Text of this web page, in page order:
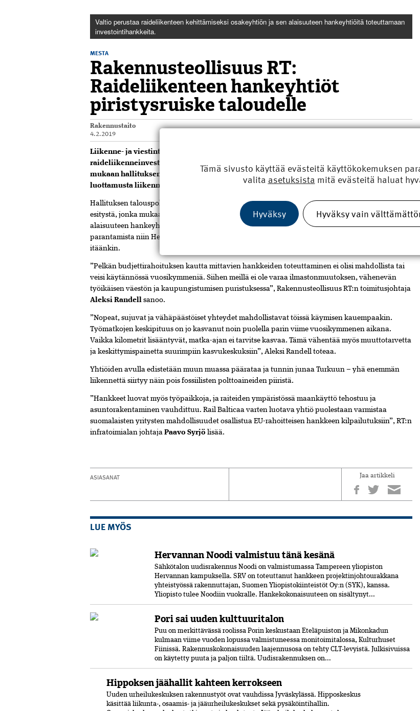
Valtio perustaa raideliikenteen kehittämiseksi osakeyhtiön ja sen alaisuuteen hankeyhtiöitä toteuttamaan
investointihankkeita.
MESTA
Rakennusteollisuus RT:
Raideliikenteen hankeyhtiöt
piristysruiske taloudelle
Rakennustaito
4.2.2019
Liikenne- ja viestintäministeriö on perustamassa hankeyhtiöitä rahoittamaan suuria
raideliikenneinvestointeja. Rakennusteollisuus RT:n toimitusjohtajan Aleksi Randellin
mukaan hallituksen ripeä eteneminen hankeyhtiöiden kanssa lisää merkittävästi
luottamusta liikenneyhteyksien ja koko Suomen talouden tulevaan kehitykseen.
Hallituksen talouspoliittinen ministeriövaliokunta puoltaa liikenne- ja viestintäministeriön
esitystä, jonka mukaan valtio perustaa raideliikenteen kehittämiseksi osakeyhtiön ja sen
alaisuuteen hankeyhtiöitä toteuttamaan investointihankkeita. Hankeyhtiöt edistävät yhteyksien
parantamista niin Helsingin ja Turun välillä kuin Helsingistä pohjoissuuntaan sekä myöhemmin
itäänkin.
”Pelkän budjettirahoituksen kautta mittavien hankkeiden toteuttaminen ei olisi mahdollista tai
veisi käytännössä vuosikymmeniä. Siihen meillä ei ole varaa ilmastonmuutoksen, vähenevän
työikäisen väestön ja kaupungistumisen puristuksessa”, Rakennusteollisuus RT:n toimitusjohtaja
Aleksi Randell sanoo.
”Nopeat, sujuvat ja vähäpäästöiset yhteydet mahdollistavat töissä käymisen kauempaakin.
Työmatkojen keskipituus on jo kasvanut noin puolella parin viime vuosikymmenen aikana.
Vaikka kilometrit lisääntyvät, matka-ajan ei tarvitse kasvaa. Tämä vähentää myös muuttotarvetta
ja keskittymispainetta suurimpiin kasvukeskuksiin”, Aleksi Randell toteaa.
Yhtiöiden avulla edistetään muun muassa päärataa ja tunnin junaa Turkuun – yhä enemmän
liikennettä siirtyy näin pois fossiilisten polttoaineiden piiristä.
”Hankkeet luovat myös työpaikkoja, ja raiteiden ympäristössä maankäyttö tehostuu ja
asuntorakentaminen vauhdittuu. Rail Balticaa varten luotava yhtiö puolestaan varmistaa
suomalaisten yritysten mahdollisuudet osallistua EU-rahoitteisen hankkeen kilpailutuksiin”, RT:n
infratoimialan johtajaPaavo Syrjö lisää.
ASIASANAT Jaa artikkeli
LUE MYÖS
Hervannan Noodi valmistuu tänä kesänä
Sähkötalon uudisrakennus Noodi on valmistumassa Tampereen yliopiston
Hervannan kampuksella. SRV on toteuttanut hankkeen projektinjohtourakkana
yhteistyössä rakennuttajan, Suomen Yliopistokiinteistöt Oy:n (SYK), kanssa.
Yliopisto tulee Noodiin vuokralle. Hankekokonaisuuteen on sisältynyt...
Pori sai uuden kulttuuritalon
Puu on merkittävässä roolissa Porin keskustaan Eteläpuiston ja Mikonkadun
kulmaan viime vuoden lopussa valmistuneessa moni­toimitalossa, Kulturhuset
Fiinissä. Rakennuskokonaisuuden laajennusosa on tehty CLT-levyistä. Julkisivuissa
on käytetty puuta ja paljon tiiltä. Uudisrakennuksen on...
Hippoksen jäähallit kahteen kerrokseen
Uuden urheilukeskuksen rakennustyöt ovat vauhdissa Jyväskylässä. Hipposkeskus
käsittää liikunta-, osaamis- ja jääurheilukeskukset sekä pysäköintihallin.
Tämä sivusto käyttää evästeitä käyttökokemuksen
valita asetuksista mitä evästeitä haluat
Hyväksy Hyväksy vain